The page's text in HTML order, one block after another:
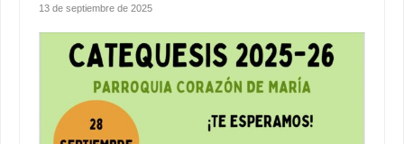
13 de septiembre de 2025